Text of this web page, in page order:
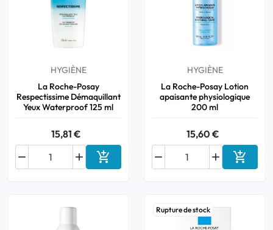
HYGIÈNE
La Roche-Posay
Respectissime Démaquillant
Yeux Waterproof 125 ml
15,81 €

 Ajouter au panier
HYGIÈNE
La Roche-Posay Lotion
apaisante physiologique
200 ml
15,60 €

 
Rupture de stock